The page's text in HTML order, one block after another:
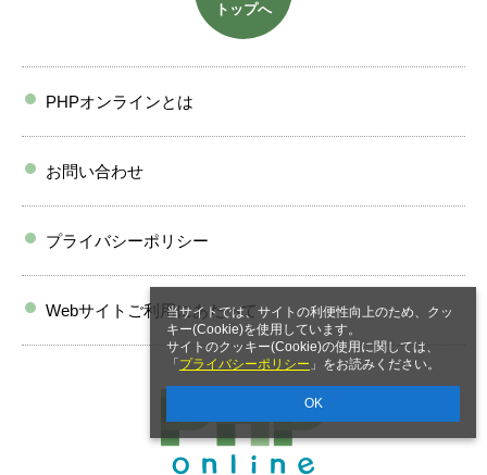
当サイトでは、サイトの利便性向上のため、クッ
キー(Cookie)を使用しています。
サイトのクッキー(Cookie)の使用に関しては、
「 プライバシーポリシー 」をお読みください。
OK
トップへ
PHPオンラインとは
お問い合わせ
プライバシーポリシー
Webサイトご利用にあたって